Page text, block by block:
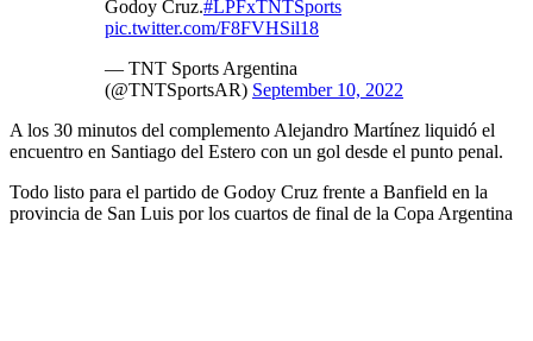
Godoy Cruz.#LPFxTNTSports
pic.twitter.com/F8FVHSil18
— TNT Sports Argentina
(@TNTSportsAR) September 10, 2022
A los 30 minutos del complemento Alejandro Martínez liquidó el
encuentro en Santiago del Estero con un gol desde el punto penal.
Todo listo para el partido de Godoy Cruz frente a Banfield en la
provincia de San Luis por los cuartos de final de la Copa Argentina